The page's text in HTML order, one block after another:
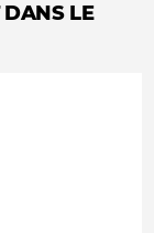
DANS LE